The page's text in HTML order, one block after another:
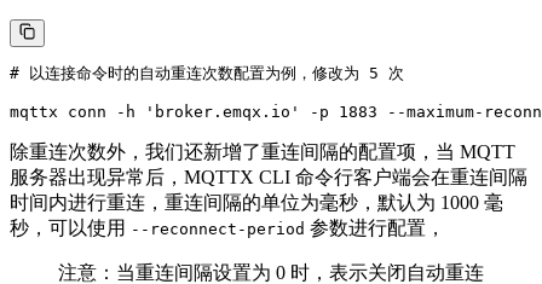
# 以连接命令时的自动重连次数配置为例，修改为 5 次
除重连次数外，我们还新增了重连间隔的配置项，当 MQTT
服务器出现异常后，MQTTX CLI 命令行客户端会在重连间隔
时间内进行重连，重连间隔的单位为毫秒，默认为 1000 毫
秒，可以使用 --reconnect-period 参数进行配置，
注意：当重连间隔设置为 0 时，表示关闭自动重连